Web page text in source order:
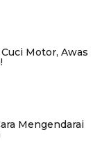
Motor, Awas
Mengendarai